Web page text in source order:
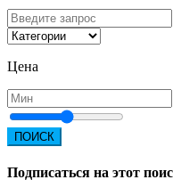
Цена
ПОИСК
Подписаться на этот